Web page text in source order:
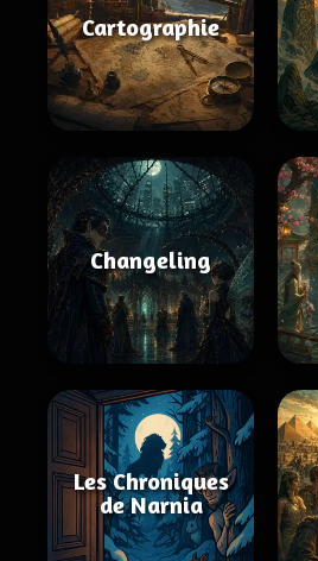
Cartographie
Changeling
Les Chroniques
de Narnia